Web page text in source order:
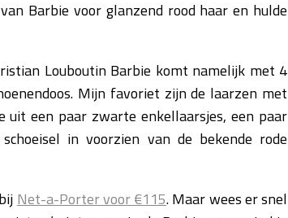
Barbie voor glanzend rood haar en hulde
Louboutin Barbie komt namelijk met 4
Mijn favoriet zijn de laarzen met
uit een paar zwarte enkellaarsjes, een paar
in voorzien van de bekende rode
Net-a-Porter voor €115. Maar wees er snel